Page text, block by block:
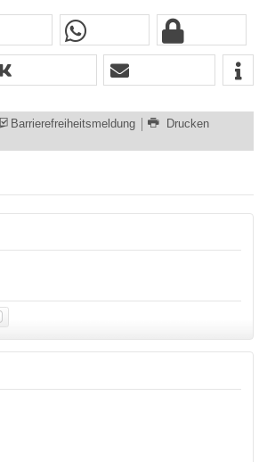
Barrierefreiheitsmeldung
Drucken